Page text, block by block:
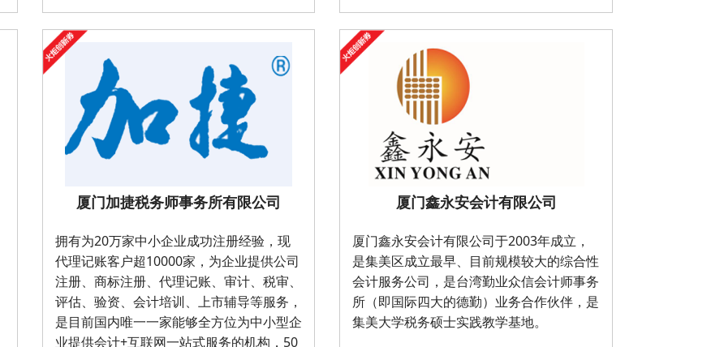
厦门加捷税务师事务所有限公司
拥有为20万家中小企业成功注册经验，现
代理记账客户超10000家，为企业提供公司
注册、商标注册、代理记账、审计、税审、
评估、验资、会计培训、上市辅导等服务，
是目前国内唯一一家能够全方位为中小型企
业提供会计+互联网一站式服务的机构，50
厦门鑫永安会计有限公司
厦门鑫永安会计有限公司于2003年成立，
是集美区成立最早、目前规模较大的综合性
会计服务公司，是台湾勤业众信会计师事务
所（即国际四大的德勤）业务合作伙伴，是
集美大学税务硕士实践教学基地。